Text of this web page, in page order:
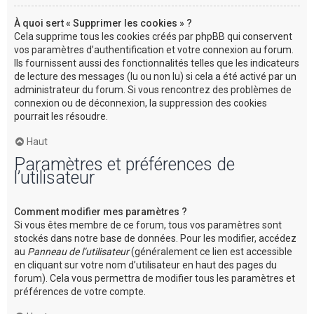
À quoi sert « Supprimer les cookies » ?
Cela supprime tous les cookies créés par phpBB qui conservent
vos paramètres d’authentification et votre connexion au forum.
Ils fournissent aussi des fonctionnalités telles que les indicateurs
de lecture des messages (lu ou non lu) si cela a été activé par un
administrateur du forum. Si vous rencontrez des problèmes de
connexion ou de déconnexion, la suppression des cookies
pourrait les résoudre.
Haut
Paramètres et préférences de
l’utilisateur
Comment modifier mes paramètres ?
Si vous êtes membre de ce forum, tous vos paramètres sont
stockés dans notre base de données. Pour les modifier, accédez
au Panneau de l’utilisateur(généralement ce lien est accessible
en cliquant sur votre nom d’utilisateur en haut des pages du
forum). Cela vous permettra de modifier tous les paramètres et
préférences de votre compte.